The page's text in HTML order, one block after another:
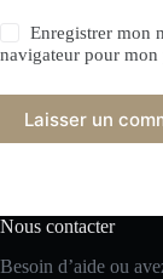
Enregistrer mon
navigateur pour
Laisser un
Nous contacter
Besoin d’aide ou